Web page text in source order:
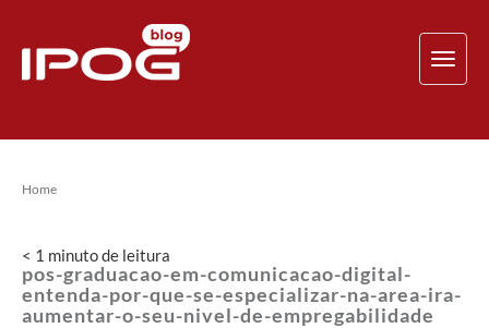
Home
< 1 minutode leitura
pos-graduacao-em-comunicacao-digital-
entenda-por-que-se-especializar-na-area-ira-
aumentar-o-seu-nivel-de-empregabilidade